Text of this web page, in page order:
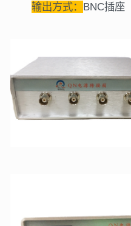
输出方式： BNC插座